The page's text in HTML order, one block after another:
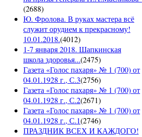
(2688)
Ю. Фролова. В руках мастера всё
служит орудием к прекрасному!
10.01.2018.(4012)
1-7 января 2018. Шапкинская
школа здоровья...(2475)
Газета «Голос пахаря» № 1 (700) от
04.01.1928 г., С.3(2756)
Газета «Голос пахаря» № 1 (700) от
04.01.1928 г., С.2(2671)
Газета «Голос пахаря» № 1 (700) от
04.01.1928 г., С.1(2746)
ПРАЗДНИК ВСЕХ И КАЖДОГО!